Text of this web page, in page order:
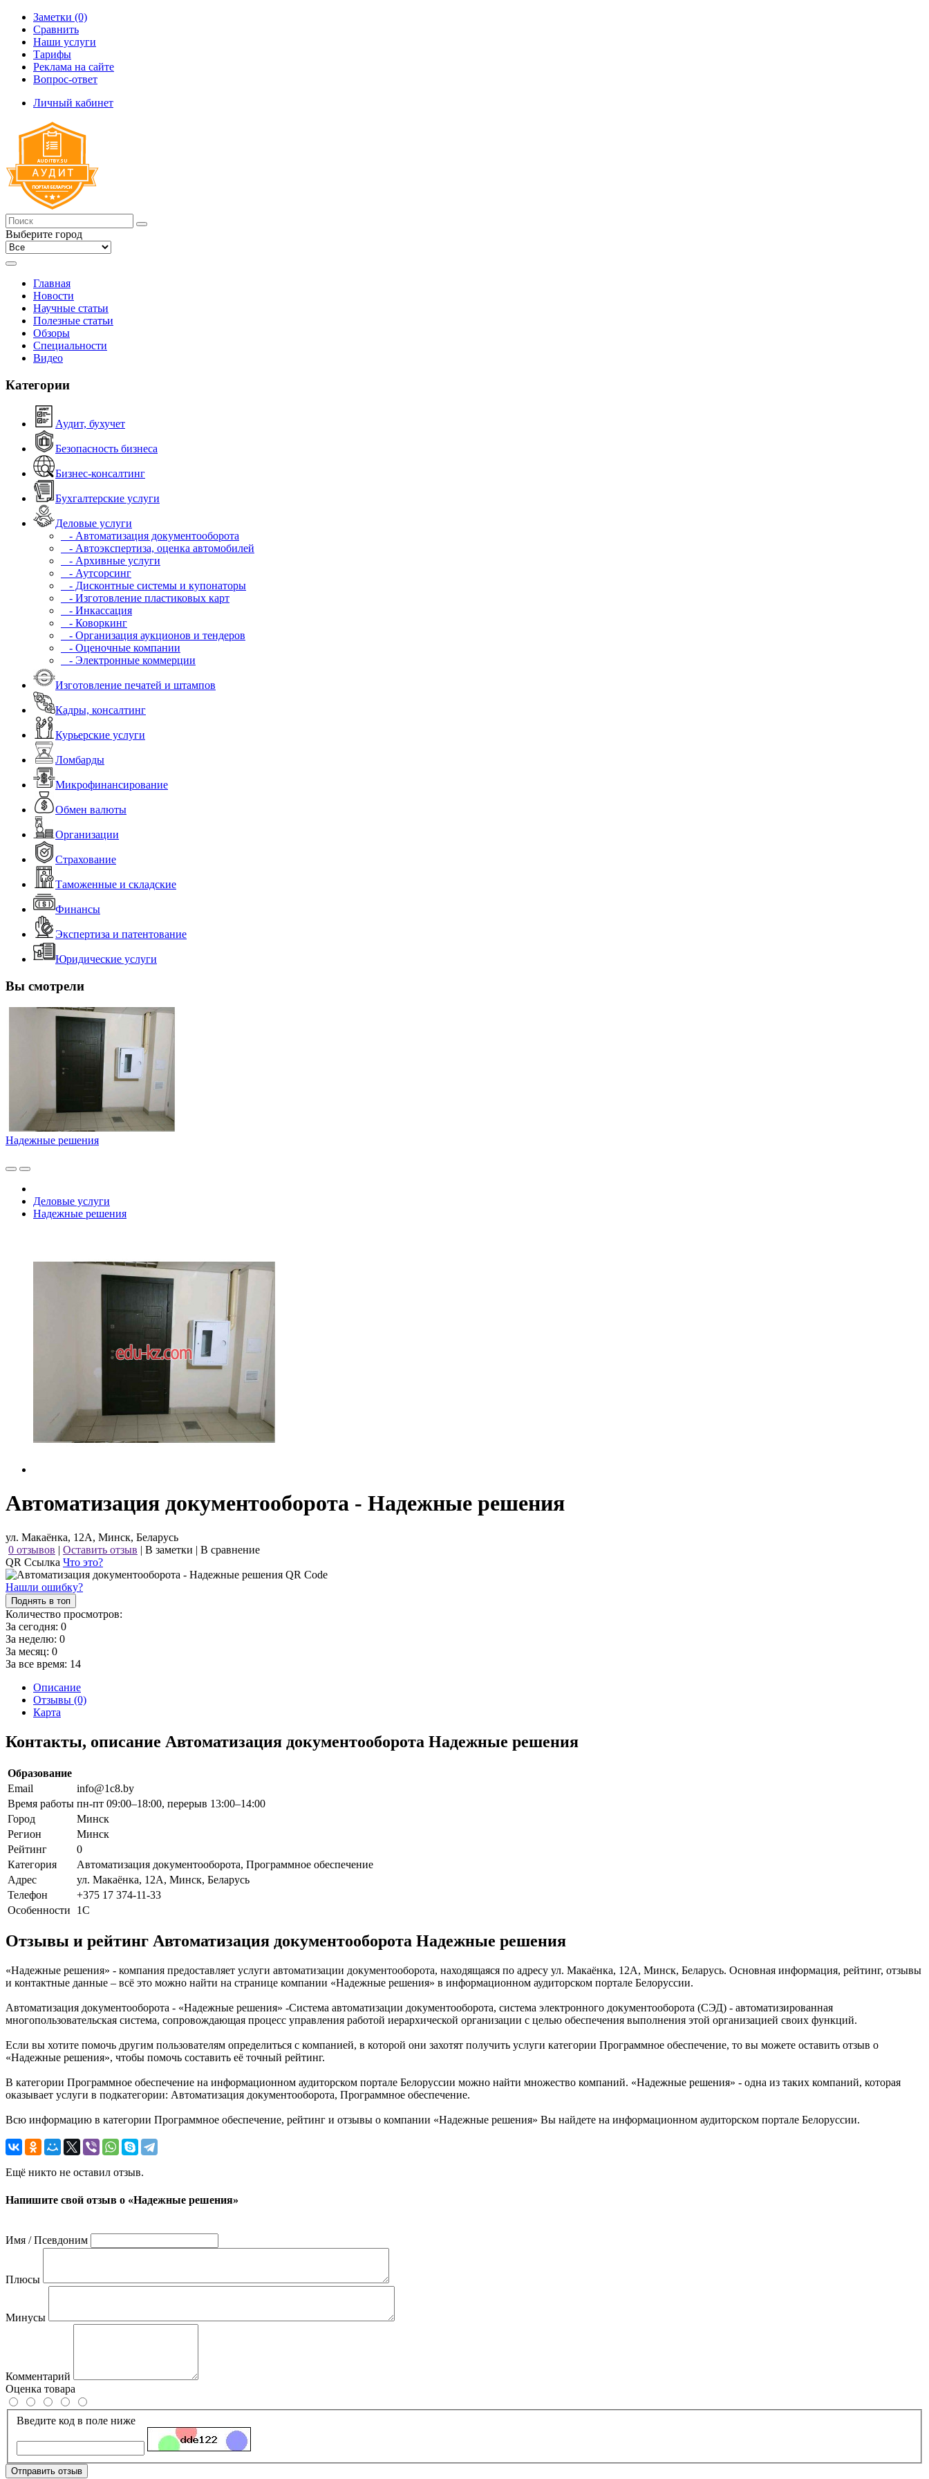
Заметки (0)
Сравнить
Наши услуги
Тарифы
Реклама на сайте
Вопрос-ответ
Личный кабинет
Выберите город
Главная
Новости
Научные статьи
Полезные статьи
Обзоры
Специальности
Видео
Категории
Аудит, бухучет
Безопасность бизнеса
Бизнес-консалтинг
Бухгалтерские услуги
Деловые услуги
- Автоматизация документооборота
- Автоэкспертиза, оценка автомобилей
- Архивные услуги
- Аутсорсинг
- Дисконтные системы и купонаторы
- Изготовление пластиковых карт
- Инкассация
- Коворкинг
- Организация аукционов и тендеров
- Оценочные компании
- Электронные коммерции
Изготовление печатей и штампов
Кадры, консалтинг
Курьерские услуги
Ломбарды
Микрофинансирование
Обмен валюты
Организации
Страхование
Таможенные и складские
Финансы
Экспертиза и патентование
Юридические услуги
Вы смотрели
Надежные решения
Деловые услуги
Надежные решения
Автоматизация документооборота - Надежные решения
ул. Макаёнка, 12А, Минск, Беларусь
0 отзывов | Оставить отзыв | В заметки | В сравнение
QR Ссылка Что это?
Нашли ошибку?
Поднять в топ
Количество просмотров:
За сегодня: 0
За неделю: 0
За месяц: 0
За все время: 14
Описание
Отзывы (0)
Карта
Контакты, описание Автоматизация документооборота Надежные решения
Образование
Email
info@1c8.by
Время работы пн-пт 09:00–18:00, перерыв 13:00–14:00
Город
Минск
Регион
Минск
Рейтинг
0
Категория
Автоматизация документооборота, Программное обеспечение
Адрес
ул. Макаёнка, 12А, Минск, Беларусь
Телефон
+375 17 374-11-33
Особенности
1С
Отзывы и рейтинг Автоматизация документооборота Надежные решения
«Надежные решения» - компания предоставляет услуги автоматизации документооборота, находящаяся по адресу ул. Макаёнка, 12А, Минск, Беларусь. Основная информация, рейтинг, отзывы
и контактные данные – всё это можно найти на странице компании «Надежные решения» в информационном аудиторском портале Белоруссии.
Автоматизация документооборота - «Надежные решения» -Система автоматизации документооборота, система электронного документооборота (СЭД) - автоматизированная
многопользовательская система, сопровождающая процесс управления работой иерархической организации с целью обеспечения выполнения этой организацией своих функций.
Если вы хотите помочь другим пользователям определиться с компанией, в которой они захотят получить услуги категории Программное обеспечение, то вы можете оставить отзыв о
«Надежные решения», чтобы помочь составить её точный рейтинг.
В категории Программное обеспечение на информационном аудиторском портале Белоруссии можно найти множество компаний. «Надежные решения» - одна из таких компаний, которая
оказывает услуги в подкатегории: Автоматизация документооборота, Программное обеспечение.
Всю информацию в категории Программное обеспечение, рейтинг и отзывы о компании «Надежные решения» Вы найдете на информационном аудиторском портале Белоруссии.
Ещё никто не оставил отзыв.
Напишите свой отзыв о «Надежные решения»
Имя / Псевдоним
Плюсы
Минусы
Комментарий
Оценка товара
Введите код в поле ниже
Отправить отзыв